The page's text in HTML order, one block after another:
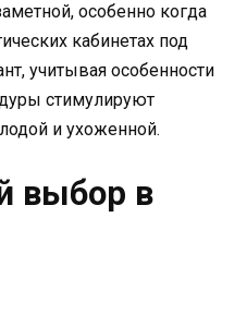
особенно когда
кабинетах под
учитывая особенности
стимулируют
и ухоженной.
выбор в